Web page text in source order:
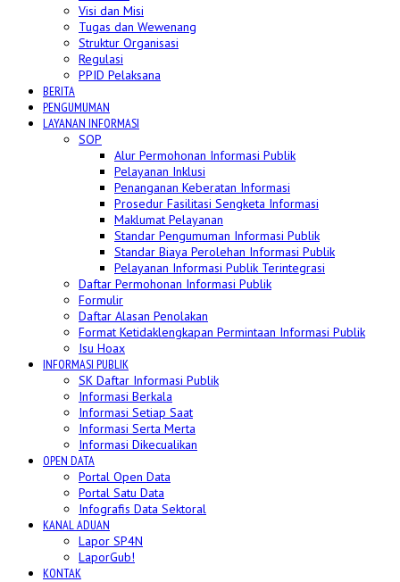
Visi dan Misi
Tugas dan Wewenang
Struktur Organisasi
Regulasi
PPID Pelaksana
BERITA
PENGUMUMAN
LAYANAN INFORMASI
SOP
Alur Permohonan Informasi Publik
Pelayanan Inklusi
Penanganan Keberatan Informasi
Prosedur Fasilitasi Sengketa Informasi
Maklumat Pelayanan
Standar Pengumuman Informasi Publik
Standar Biaya Perolehan Informasi Publik
Pelayanan Informasi Publik Terintegrasi
Daftar Permohonan Informasi Publik
Formulir
Daftar Alasan Penolakan
Format Ketidaklengkapan Permintaan Informasi Publik
Isu Hoax
INFORMASI PUBLIK
SK Daftar Informasi Publik
Informasi Berkala
Informasi Setiap Saat
Informasi Serta Merta
Informasi Dikecualikan
OPEN DATA
Portal Open Data
Portal Satu Data
Infografis Data Sektoral
KANAL ADUAN
Lapor SP4N
LaporGub!
KONTAK